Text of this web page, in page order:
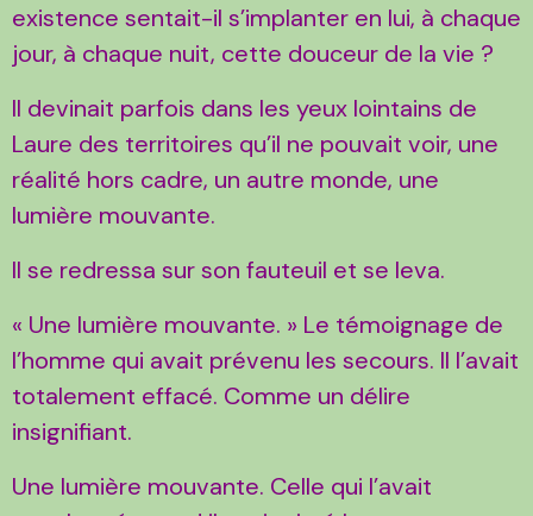
existence sentait-il s’implanter en lui, à chaque
jour, à chaque nuit, cette douceur de la vie ?
Il devinait parfois dans les yeux lointains de
Laure des territoires qu’il ne pouvait voir, une
réalité hors cadre, un autre monde, une
lumière mouvante.
Il se redressa sur son fauteuil et se leva.
« Une lumière mouvante. » Le témoignage de
l’homme qui avait prévenu les secours. Il l’avait
totalement effacé. Comme un délire
insignifiant.
Une lumière mouvante. Celle qui l’avait